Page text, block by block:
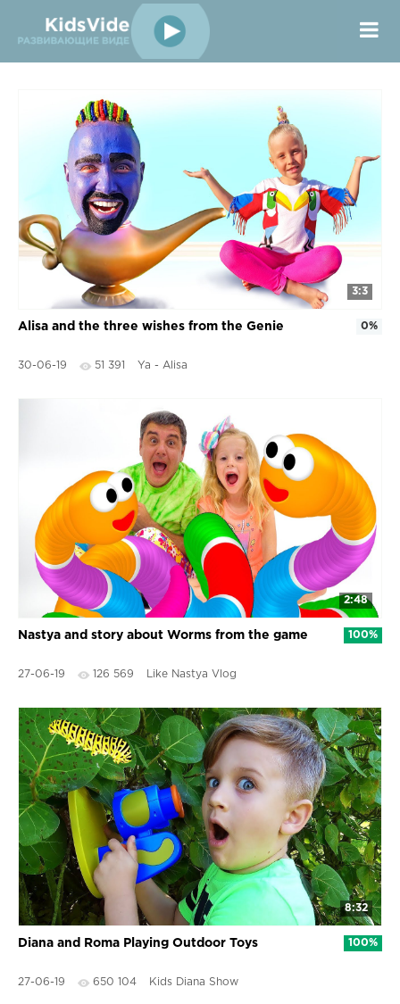
3:3
Alisa and the three wishes from the Genie
30-06-19 51 391 Ya - Alisa
0%
2:48
Nastya and story about Worms from the game
27-06-19 126 569 Like Nastya Vlog
100%
8:32
Diana and Roma Playing Outdoor Toys
27-06-19 650 104 Kids Diana Show
100%